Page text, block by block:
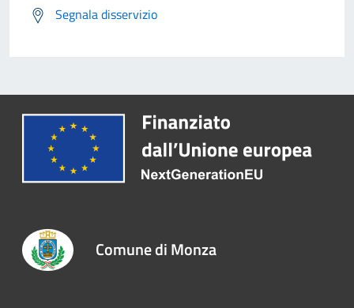
Segnala disservizio
Comune di Monza